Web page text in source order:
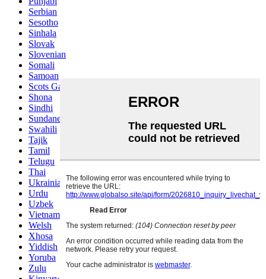
Serbian
Sesotho
Sinhala
Slovak
Slovenian
Somali
Samoan
Scots Gaelic
Shona
Sindhi
Sundanese
Swahili
Tajik
Tamil
Telugu
Thai
Ukrainian
Urdu
Uzbek
Vietnamese
Welsh
Xhosa
Yiddish
Yoruba
Zulu